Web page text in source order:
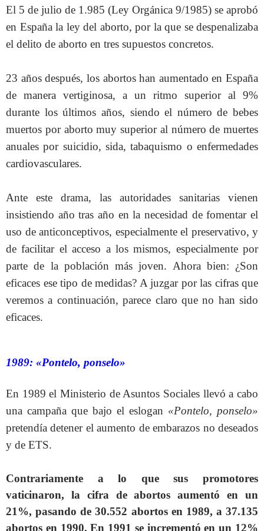
El 5 de julio de 1.985 (Ley Orgánica 9/1985) se aprobó
en España la ley del aborto, por la que se despenalizaba
el delito de aborto en tres supuestos concretos.
23 años después, los abortos han aumentado en España
de manera vertiginosa, a un ritmo superior al 9%
durante los últimos años, siendo el número de bebes
muertos por aborto muy superior al número de muertes
anuales por suicidio, sida, tabaquismo o enfermedades
cardiovasculares.
Ante este drama, las autoridades sanitarias vienen
insistiendo año tras año en la necesidad de fomentar el
uso de anticonceptivos, especialmente el preservativo, y
de facilitar el acceso a los mismos, especialmente por
parte de la población más joven. Ahora bien: ¿Son
eficaces ese tipo de medidas? A juzgar por las cifras que
veremos a continuación, parece claro que no han sido
eficaces.
1989: «Pontelo, ponselo»
En 1989 el Ministerio de Asuntos Sociales llevó a cabo
una campaña que bajo el eslogan «Pontelo, ponselo»
pretendía detener el aumento de embarazos no deseados
y de ETS.
Contrariamente a lo que sus promotores
vaticinaron, la cifra de abortos aumentó en un
21%, pasando de 30.552 abortos en 1989, a 37.135
abortos en 1990. En 1991 se incrementó en un 12%